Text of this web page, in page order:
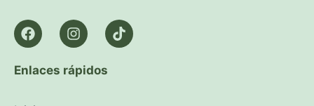
Enlaces rápidos